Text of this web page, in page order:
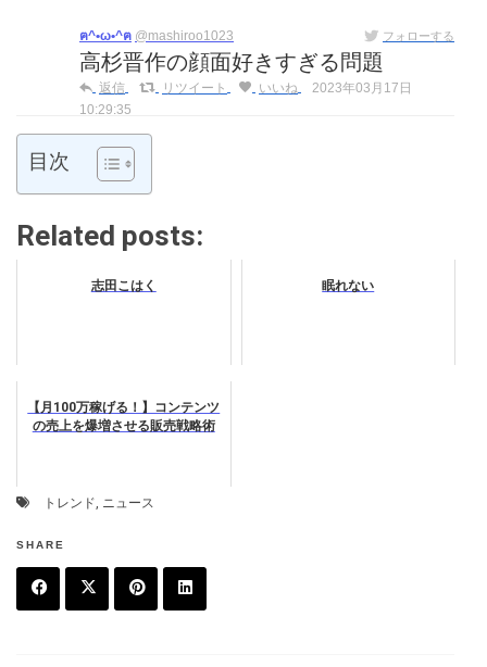
ฅ^•ω•^ฅ @mashiroo1023 フォローする
高杉晋作の顔面好きすぎる問題
返信 リツイート いいね
2023年03月17日
10:29:35
目次
Related posts:
志田こはく 眠れない
【月100万稼げる！】コンテンツ
の売上を爆増させる販売戦略術
トレンド, ニュース
SHARE